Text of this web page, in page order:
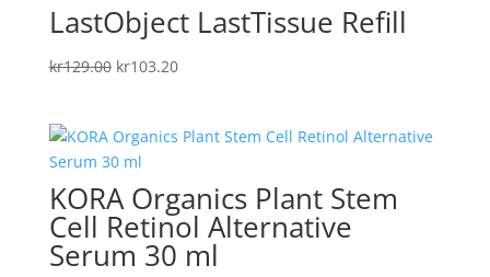
LastObject LastTissue Refill
kr129.00 Det
var:
kr129.00.
kr103.20Det
är:
KORA Organics Plant Stem
Cell Retinol Alternative
Serum 30 ml